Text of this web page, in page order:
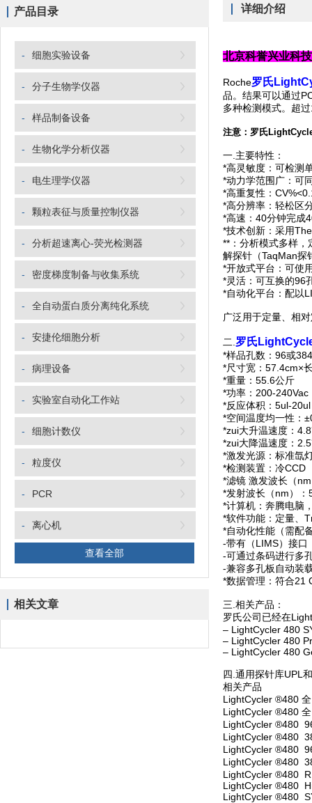
产品目录
- 细胞实验设备
- 分子生物学仪器
- 样品制备设备
- 生物化学分析仪器
- 电生理学仪器
- 颗粒表征与质量控制仪器
- 分析超速离心-荧光检测器
- 密度梯度制备与收集系统
- 全自动蛋白质分离纯化系统
- 安捷伦细胞分析
- 病理设备
- 实验室自动化工作站
- 细胞计数仪
- 粒度仪
- PCR
- 离心机
查看全部
相关文章
详细介绍
北京科誉兴业科
Roche罗氏
品。结果可以通过
多种检测模式。超
注意： 罗氏
一.主要特性：
*高灵敏度：可检测
*动力学范围广：可
*高重复性：
*高分辨率：轻松区
*高速：40分钟完成
*技术创新：采用
**：分析模式多样
解探针（TaqMan探
*开放式平台：可使
*灵活：可互换的96
*自动化平台：配以
广泛用于定量、相
二. 罗氏
*样品孔数：96或384
*尺寸宽：57.4cm×
*重量：55.6公斤
*功率：200-
*反应体积：5ul-
*空间温度均一性：
*zui大升温速度：
*zui大降温速度：
*激发光源：标准氙
*检测装置：冷CCD
*滤镜 激发波长（
*发射波长（nm）
*计算机：奔腾电脑
*软件功能：定量、
*自动化性能（需配
-带有（LIMS）接口
-可通过条码进行多
-兼容多孔板自动装
*数据管理：符合21
三.相关产品：
罗氏公司已经在
– LightCycler 480
– LightCycler 480
– LightCycler 480
四.通用探针库UPL
相
LightCycler ®480
LightCycler ®480
LightCycler
LightCycler
LightCycler